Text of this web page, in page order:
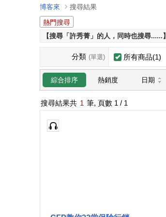
博客來
搜尋結果
熱門搜尋
【搜尋「許秀菁」的人，同時也搜尋......】
分類 (單選) 所有商品(1)
綜合排序 熱銷度 日期
搜尋結果共 1 筆, 頁數 1 / 1